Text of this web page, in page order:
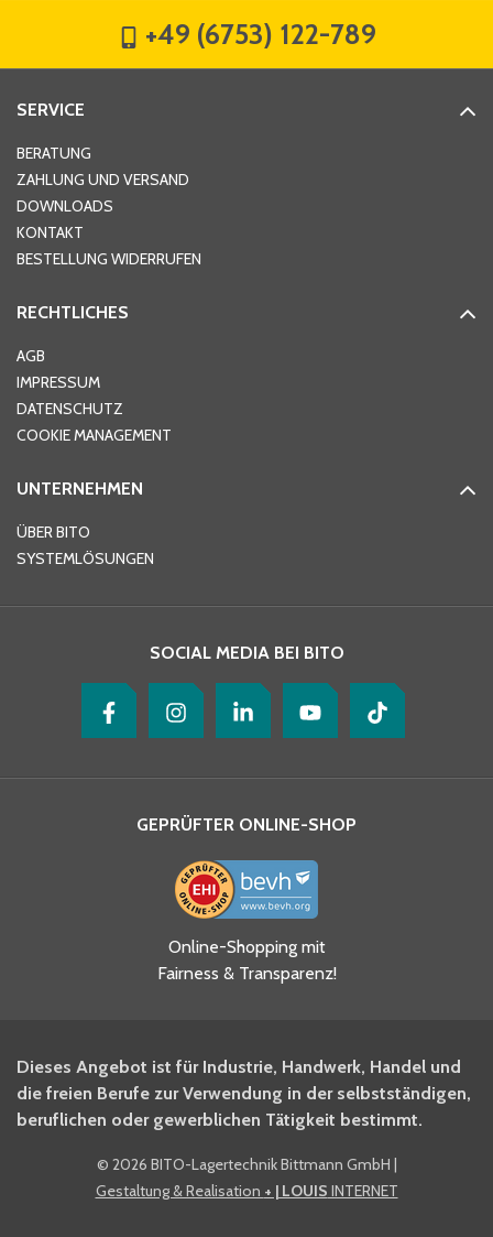
Hausnummer
Ort*
Telefon
Ja, ich habe die
Datenschutzhinweise gelesen
und akzeptiere diese.
BITO Newsletter Fachwissen
Intralogistiker anmelden.
Ja, ich möchte mich für den
BITO Shop-Newsletter
+49 (6753) 122-789
SERVICE
BERATUNG
ZAHLUNG UND VERSAND
DOWNLOADS
KONTAKT
BESTELLUNG WIDERRUFEN
RECHTLICHES
AGB
IMPRESSUM
DATENSCHUTZ
COOKIE MANAGEMENT
UNTERNEHMEN
ÜBER BITO
SYSTEMLÖSUNGEN
SOCIAL MEDIA BEI BITO
GEPRÜFTER ONLINE-SHOP
Online-Shopping mit
Fairness & Transparenz!
Dieses Angebot ist für Industrie, Handwerk, Handel und
die freien Berufe zur Verwendung in der selbstständigen,
beruflichen oder gewerblichen Tätigkeit bestimmt.
© 2026 BITO-Lagertechnik Bittmann GmbH |
Gestaltung & Realisation + | LOUIS INTERNET